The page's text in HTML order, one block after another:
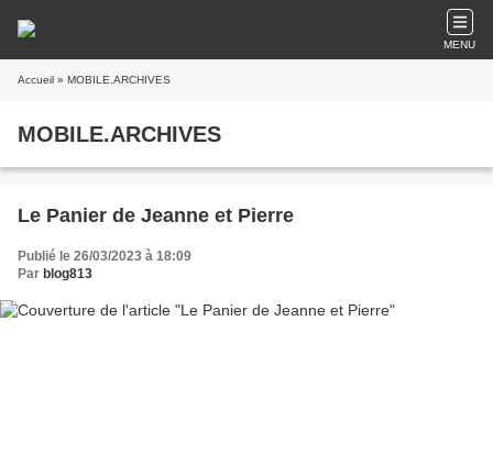
MENU
Accueil » MOBILE.ARCHIVES
MOBILE.ARCHIVES
Le Panier de Jeanne et Pierre
Publié le 26/03/2023 à 18:09
Par blog813